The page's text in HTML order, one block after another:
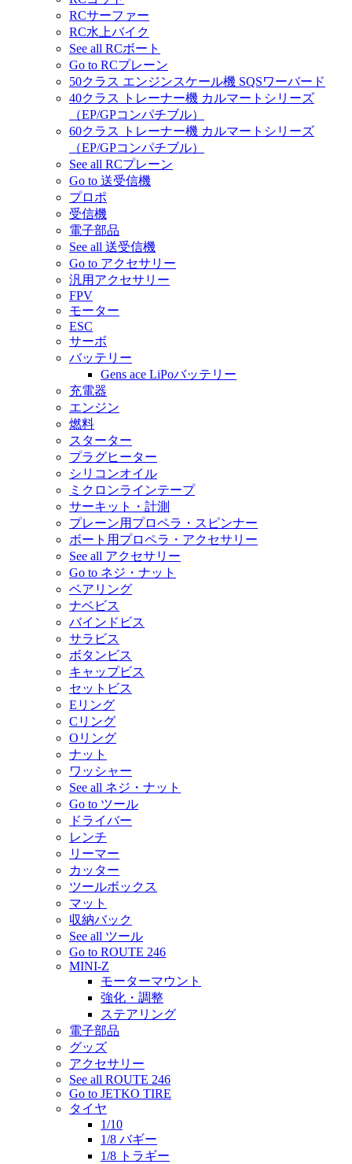
RCサーファー
RC水上バイク
See all RCボート
Go to RCプレーン
50クラス エンジンスケール機 SQSワーバード
40クラス トレーナー機 カルマートシリーズ
（EP/GPコンパチブル）
60クラス トレーナー機 カルマートシリーズ
（EP/GPコンパチブル）
See all RCプレーン
Go to 送受信機
プロポ
受信機
電子部品
See all 送受信機
Go to アクセサリー
汎用アクセサリー
FPV
モーター
ESC
サーボ
バッテリー
Gens ace LiPoバッテリー
充電器
エンジン
燃料
スターター
プラグヒーター
シリコンオイル
ミクロンラインテープ
サーキット・計測
プレーン用プロペラ・スピンナー
ボート用プロペラ・アクセサリー
See all アクセサリー
Go to ネジ・ナット
ベアリング
ナベビス
バインドビス
サラビス
ボタンビス
キャップビス
セットビス
Eリング
Cリング
Oリング
ナット
ワッシャー
See all ネジ・ナット
Go to ツール
ドライバー
レンチ
リーマー
カッター
ツールボックス
マット
収納バック
See all ツール
Go to ROUTE 246
MINI-Z
モーターマウント
強化・調整
ステアリング
電子部品
グッズ
アクセサリー
See all ROUTE 246
Go to JETKO TIRE
タイヤ
1/10
1/8 バギー
1/8 トラギー